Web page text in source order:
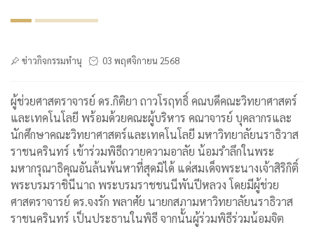
ข่าวกิจกรรมทำนุ 03 พฤศจิกายน 2568
ผู้ช่วยศาสตราจารย์ ดร.กิติยา ถาวโรฤทธิ์ คณบดีคณะวิทยาศาสตร์
และเทคโนโลยี พร้อมด้วยคณะผู้บริหาร คณาจารย์ บุคลากรและ
นักศึกษาคณะวิทยาศาสตร์และเทคโนโลยี มหาวิทยาลัยนราธิวาส
ราชนครินทร์ เข้าร่วมพิธีถวายความอาลัย น้อมรำลึกในพระ
มหากรุณาธิคุณอันล้นพ้นหาที่สุดมิได้ แด่สมเด็จพระนางเจ้าสิริกิติ์
พระบรมราชินีนาถ พระบรมราชชนนีพันปีหลวง โดยมีผู้ช่วย
ศาสตราจารย์ ดร.จงรัก พลาศัย นายกสภามหาวิทยาลัยนราธิวาส
ราชนครินทร์ เป็นประธานในพิธี จากนั้นผู้ร่วมพิธีร่วมน้อมจิต